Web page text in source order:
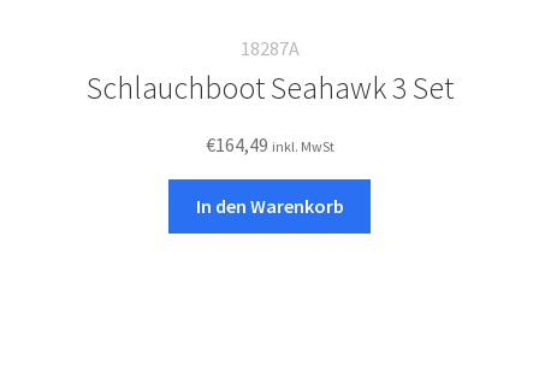
18287A
Schlauchboot Seahawk 3 Set
€164,49 inkl. MwSt
In den Warenkorb